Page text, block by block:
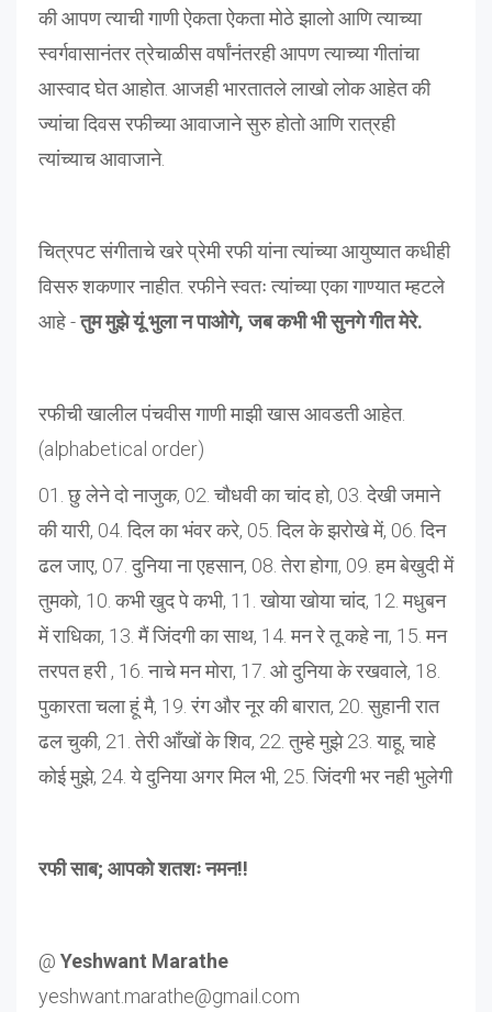
की आपण त्याची गाणी ऐकता ऐकता मोठे झालो आणि त्याच्या
स्वर्गवासानंतर त्रेचाळीस वर्षांनंतरही आपण त्याच्या गीतांचा
आस्वाद घेत आहोत. आजही भारतातले लाखो लोक आहेत की
ज्यांचा दिवस रफीच्या आवाजाने सुरु होतो आणि रात्रही
त्यांच्याच आवाजाने.
चित्रपट संगीताचे खरे प्रेमी रफी यांना त्यांच्या आयुष्यात कधीही
विसरु शकणार नाहीत. रफीने स्वतः त्यांच्या एका गाण्यात म्हटले
आहे -तुम मुझे यूं भुला न पाओगे, जब कभी भी सुनगे गीत मेरे.
रफीची खालील पंचवीस गाणी माझी खास आवडती आहेत.
(alphabetical order)
01. छु लेने दो नाजुक, 02. चौधवी का चांद हो, 03. देखी जमाने
की यारी, 04. दिल का भंवर करे, 05. दिल के झरोखे में, 06. दिन
ढल जाए, 07. दुनिया ना एहसान, 08. तेरा होगा, 09. हम बेखुदी में
तुमको, 10. कभी खुद पे कभी, 11. खोया खोया चांद, 12. मधुबन
में राधिका, 13. मैं जिंदगी का साथ, 14. मन रे तू कहे ना, 15. मन
तरपत हरी , 16. नाचे मन मोरा, 17. ओ दुनिया के रखवाले, 18.
पुकारता चला हूं मै, 19. रंग और नूर की बारात, 20. सुहानी रात
ढल चुकी, 21. तेरी आँखों के शिव, 22. तुम्हे मुझे 23. याहू, चाहे
कोई मुझे, 24. ये दुनिया अगर मिल भी, 25. जिंदगी भर नही भुलेगी
रफी साब; आपको शतशः नमन!!
@ Yeshwant Marathe
yeshwant.marathe@gmail.com